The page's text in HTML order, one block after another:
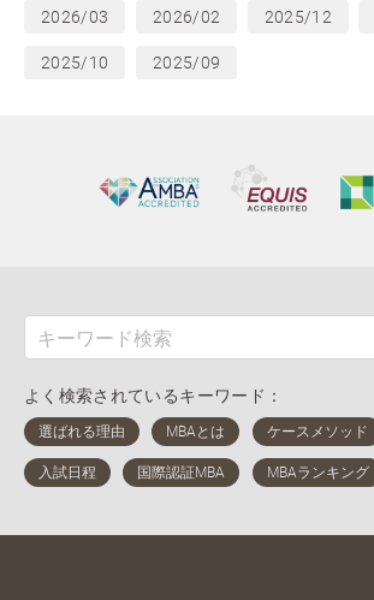
2026/03 2026/02 2025/12
2025/10 2025/09
よく検索されているキーワード：